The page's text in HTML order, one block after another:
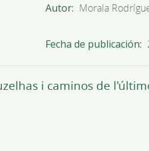
Autor Morala
Fecha de publicación
i caminos de